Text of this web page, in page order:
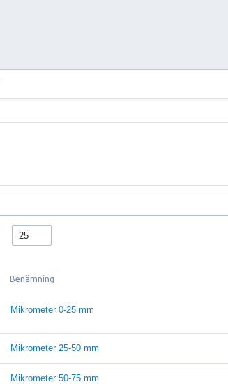
25
Benämning
Mikrometer 0-25 mm
Mikrometer 25-50 mm
Mikrometer 50-75 mm